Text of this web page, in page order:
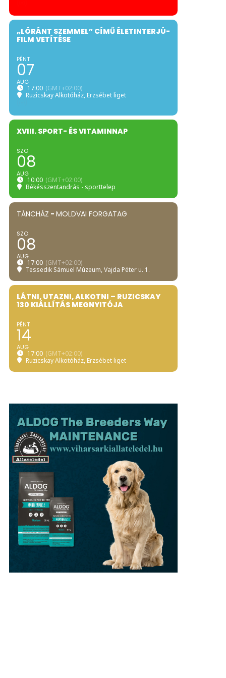
„LÓRÁNT SZEMMEL” CÍMŰ ÉLETINTERJÚ-
FILM VETÍTÉSE
PÉNT
07
AUG
17:00 (GMT+02:00)
Ruzicskay Alkotóház, Erzsébet liget
XVIII. SPORT- ÉS VITAMINNAP
SZO
08
AUG
10:00 (GMT+02:00)
Békésszentandrás - sporttelep
TÁNCHÁZ - MOLDVAI FORGATAG
SZO
08
AUG
17:00 (GMT+02:00)
Tessedik Sámuel Múzeum, Vajda Péter u. 1.
LÁTNI, UTAZNI, ALKOTNI – RUZICSKAY
130 KIÁLLÍTÁS MEGNYITÓJA
PÉNT
14
AUG
17:00 (GMT+02:00)
Ruzicskay Alkotóház, Erzsébet liget